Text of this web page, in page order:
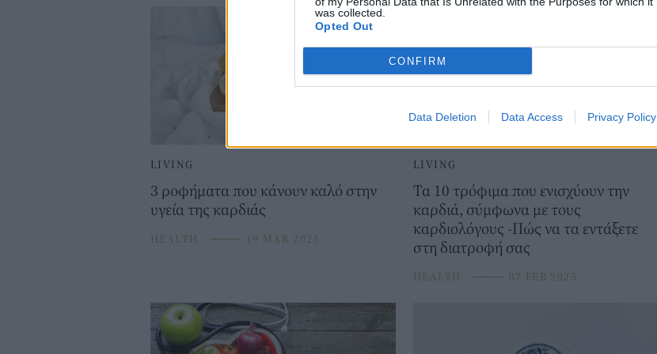
was collected.
Opted Out
CONFIRM
Data Deletion Data Access Privacy Policy
LIVING
3 ροφήματα που κάνουν καλό στην
υγεία της καρδιάς
HEALTH ⸻ 19 MAR 2025
LIVING
Τα 10 τρόφιμα που ενισχύουν την
καρδιά, σύμφωνα με τους
καρδιολόγους -Πώς να τα εντάξετε
στη διατροφή σας
HEALTH ⸻ 07 FEB 2025